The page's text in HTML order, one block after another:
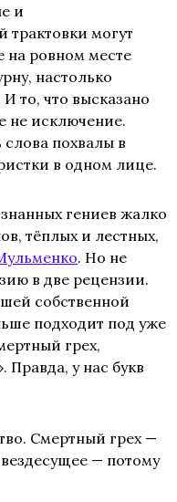
и
могут
на ровном месте
настолько
то, что высказано
не исключение.
похвалы в
в одном лице.
гениев жалко
тёплых и лестных,
. Но не
в две рецензии.
собственной
подходит под уже
грех,
Правда, у нас букв
Смертный грех —
— потому